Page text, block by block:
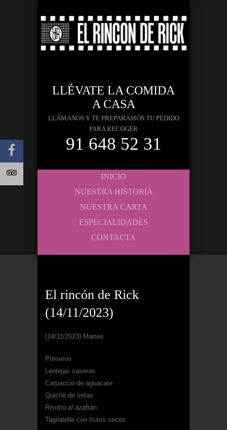
LLÉVATE LA COMIDA
A CASA
LLÁMANOS Y TE PREPARAMOS TU PEDIDO
PARA RECOGER
91 648 52 31
INICIO
NUESTRA HISTORIA
NUESTRA CARTA
ESPECIALIDADES
CONTACTA
El rincón de Rick
(14/11/2023)
(14/11/2023) Martes
Primeros
Lentejas caseras
Carpaccio de aguacate
Quiché de setas
Risotto al azafrán
Tagilatelle con frutos secos